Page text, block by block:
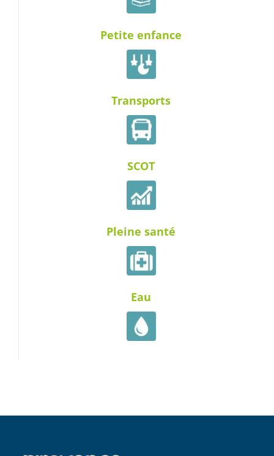
Petite enfance
Transports
SCOT
Pleine santé
Eau